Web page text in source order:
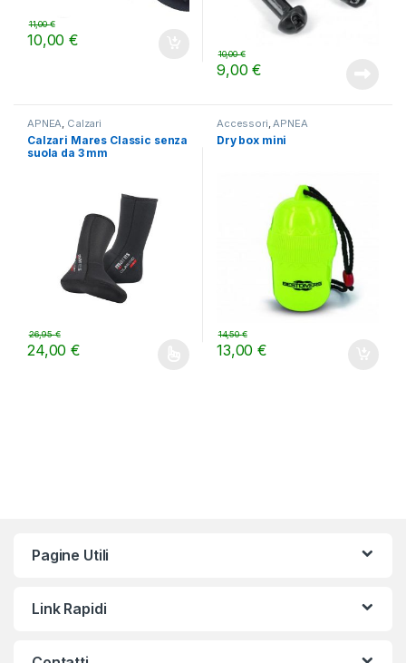
10,00€
11,00€
9,00€
10,00€
APNEA, Calzari
Calzari Mares Classic senza
suola da 3 mm
24,00€
26,95€
Questo prodotto ha più varianti. Le opzioni possono essere
Accessori,APNEA
Dry box mini
13,00€
14,50€
Pagine Utili
Link Rapidi